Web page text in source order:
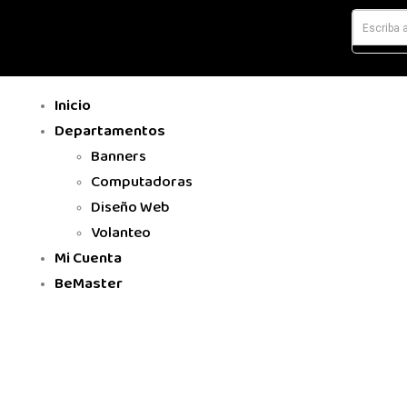
Inicio
Departamentos
Banners
Computadoras
Diseño Web
Volanteo
Mi Cuenta
BeMaster